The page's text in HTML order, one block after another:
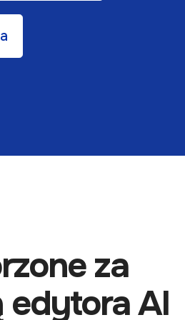
za
edytora AI